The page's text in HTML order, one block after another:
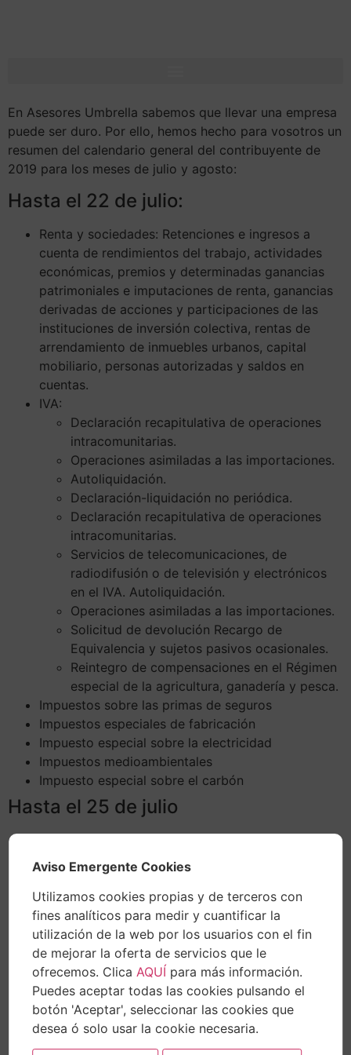
En Asesores Umbrella sabemos que llevar una empresa
puede ser duro. Por ello, hemos hecho para vosotros un
resumen del calendario general del contribuyente de
2019 para los meses de julio y agosto:
Hasta el 22 de julio:
Renta y sociedades: Retenciones e ingresos a
cuenta de rendimientos del trabajo, actividades
económicas, premios y determinadas ganancias
patrimoniales e imputaciones de renta, ganancias
derivadas de acciones y participaciones de las
instituciones de inversión colectiva, rentas de
arrendamiento de inmuebles urbanos, capital
mobiliario, personas autorizadas y saldos en
cuentas.
IVA:
Declaración recapitulativa de operaciones
intracomunitarias.
Operaciones asimiladas a las importaciones.
Autoliquidación.
Declaración-liquidación no periódica.
Declaración recapitulativa de operaciones
intracomunitarias.
Servicios de telecomunicaciones, de
radiodifusión o de televisión y electrónicos
en el IVA. Autoliquidación.
Operaciones asimiladas a las importaciones.
Solicitud de devolución Recargo de
Equivalencia y sujetos pasivos ocasionales.
Reintegro de compensaciones en el Régimen
especial de la agricultura, ganadería y pesca.
Impuestos sobre las primas de seguros
Impuestos especiales de fabricación
Impuesto especial sobre la electricidad
Impuestos medioambientales
Impuesto especial sobre el carbón
Hasta el 25 de julio
renta de no residentes
Declaración informativa anual de ayudas recibidas
en el marco del ref. de canarias y otras ayudas de
estado por contribuyentes del impuesto sobre
sociedades e impuesto sobre la renta de no
residentes
Hasta el 31 de julio
Número de identificación fiscal
Impuestos sobre depósitos en las entidades de
crédito
Aviso Emergente Cookies
Utilizamos cookies propias y de terceros con
fines analíticos para medir y cuantificar la
utilización de la web por los usuarios con el fin
de mejorar la oferta de servicios que le
ofrecemos. Clica AQUÍ para más información.
Puedes aceptar todas las cookies pulsando el
botón 'Aceptar', seleccionar las cookies que
desea ó solo usar la cookie necesaria.